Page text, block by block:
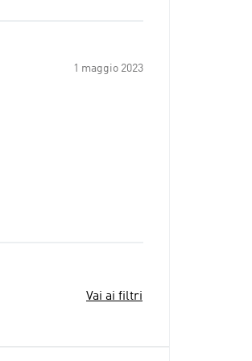
1 maggio 2023
Vai ai filtri